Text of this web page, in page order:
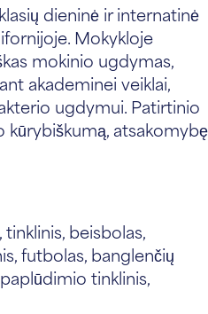
dieninė ir internatinė
Mokykloje
mokinio ugdymas,
akademinei veiklai,
ugdymui. Patirtinio
atsakomybę
beisbolas,
futbolas, banglenčių
tinklinis,